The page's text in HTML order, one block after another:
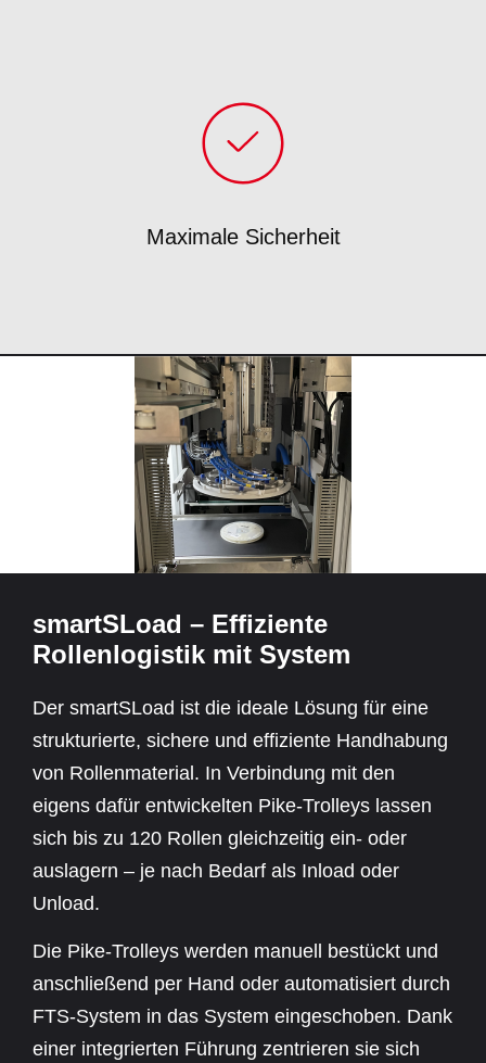
Maximale Sicherheit
smartSLoad – Effiziente
Rollenlogistik mit System
Der smartSLoad ist die ideale Lösung für eine
strukturierte, sichere und effiziente Handhabung
von Rollenmaterial. In Verbindung mit den
eigens dafür entwickelten Pike-Trolleys lassen
sich bis zu 120 Rollen gleichzeitig ein- oder
auslagern – je nach Bedarf als Inload oder
Unload.
Die Pike-Trolleys werden manuell bestückt und
anschließend per Hand oder automatisiert durch
FTS-System in das System eingeschoben. Dank
einer integrierten Führung zentrieren sie sich